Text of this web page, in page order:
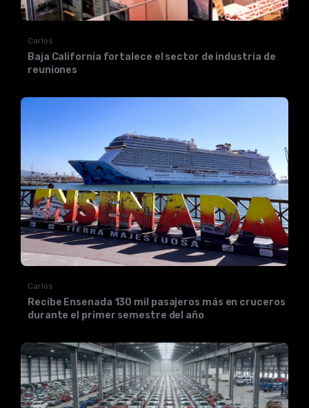
Carlos
Baja California fortalece el sector de industria de
reuniones
Carlos
Recibe Ensenada 130 mil pasajeros más en cruceros
durante el primer semestre del año